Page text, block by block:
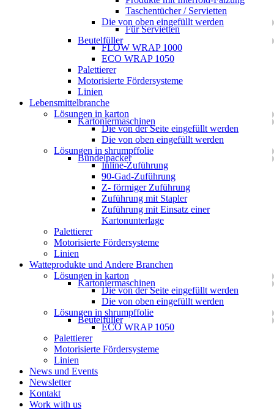
Taschentücher / Servietten
Die von oben eingefüllt werden
Für Servietten
Beutelfüller
FLOW WRAP 1000
ECO WRAP 1050
Palettierer
Motorisierte Fördersysteme
Linien
Lebensmittelbranche
Lösungen in karton
Kartoniermaschinen
Die von der Seite eingefüllt werden
Die von oben eingefüllt werden
Lösungen in shrumpffolie
Bündelpacker
Inline-Zuführung
90-Gad-Zuführung
Z- förmiger Zuführung
Zuführung mit Stapler
Zuführung mit Einsatz einer
Kartonunterlage
Palettierer
Motorisierte Fördersysteme
Linien
Watteprodukte und Andere Branchen
Lösungen in karton
Kartoniermaschinen
Die von der Seite eingefüllt werden
Die von oben eingefüllt werden
Lösungen in shrumpffolie
Beutelfüller
ECO WRAP 1050
Palettierer
Motorisierte Fördersysteme
Linien
News und Events
Newsletter
Kontakt
Work with us